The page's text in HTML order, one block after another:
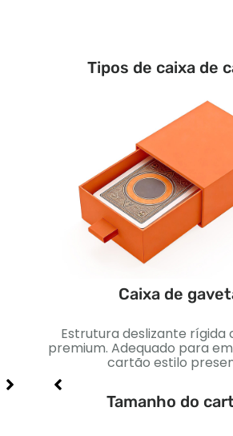
Tipos de caixa de
Caixa de
Estrutura deslizante rígida
premium. Adequado para
cartão estilo
Tamanho do